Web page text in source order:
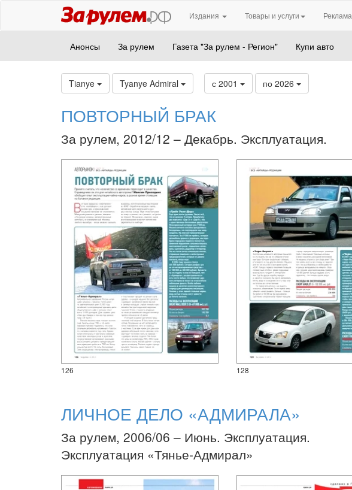
Издания Товары и услуги Реклама
Анонсы За рулем Газета "За рулем - Регион" Купи авто
Tianye Tyanye Admiral с 2001 по 2026
ПОВТОРНЫЙ БРАК
За рулем, 2012/12 – Декабрь. Эксплуатация.
126 128
ЛИЧНОЕ ДЕЛО «АДМИРАЛА»
За рулем, 2006/06 – Июнь. Эксплуатация.
Эксплуатация «Тянье-Адмирал»